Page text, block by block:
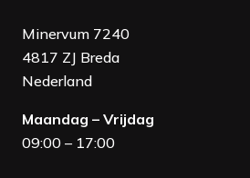
Minervum 7240
4817 ZJ Breda
Nederland
Maandag – Vrijdag
09:00 – 17:00